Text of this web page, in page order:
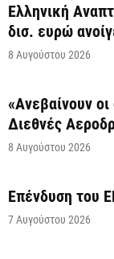
Ελληνική
δισ. ευρώ
8 Αυγούστου 2026
«Ανεβαίνουν
Διεθνές
8 Αυγούστου 2026
Επένδυση του
7 Αυγούστου 2026